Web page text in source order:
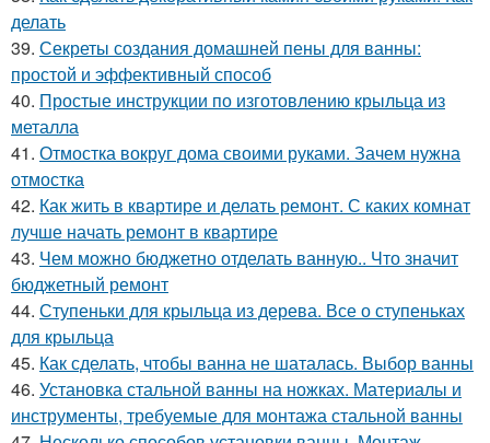
делать
39. Секреты создания домашней пены для ванны:
простой и эффективный способ
40. Простые инструкции по изготовлению крыльца из
металла
41. Отмостка вокруг дома своими руками. Зачем нужна
отмостка
42. Как жить в квартире и делать ремонт. С каких комнат
лучше начать ремонт в квартире
43. Чем можно бюджетно отделать ванную.. Что значит
бюджетный ремонт
44. Ступеньки для крыльца из дерева. Все о ступеньках
для крыльца
45. Как сделать, чтобы ванна не шаталась. Выбор ванны
46. Установка стальной ванны на ножках. Материалы и
инструменты, требуемые для монтажа стальной ванны